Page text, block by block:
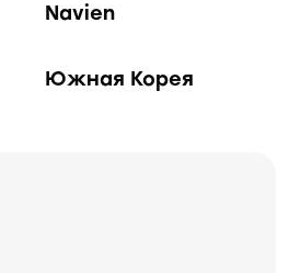
Navien
Южная Корея